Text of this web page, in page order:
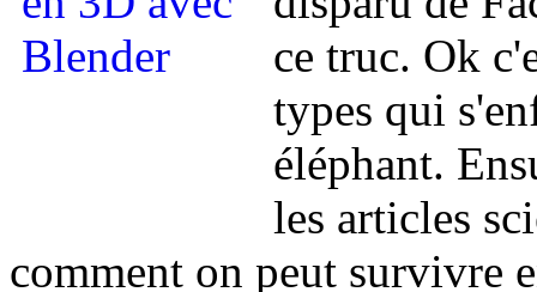
ce truc. Ok
types qui
éléphant.
les articles
comment on peut survivre